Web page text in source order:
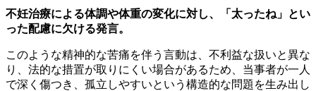
不妊治療による体調や体重の変化に対し、「太ったね」とい
った配慮に欠ける発言。
このような精神的な苦痛を伴う言動は、不利益な扱いと異な
り、法的な措置が取りにくい場合があるため、当事者が一人
で深く傷つき、孤立しやすいという構造的な問題を生み出し